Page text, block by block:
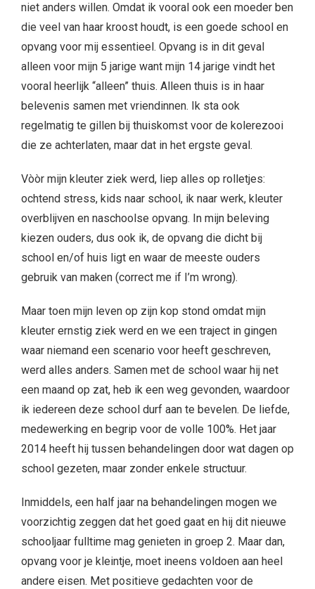
niet anders willen. Omdat ik vooral ook een moeder ben
die veel van haar kroost houdt, is een goede school en
opvang voor mij essentieel. Opvang is in dit geval
alleen voor mijn 5 jarige want mijn 14 jarige vindt het
vooral heerlijk “alleen” thuis. Alleen thuis is in haar
belevenis samen met vriendinnen. Ik sta ook
regelmatig te gillen bij thuiskomst voor de kolerezooi
die ze achterlaten, maar dat in het ergste geval.
Vòòr mijn kleuter ziek werd, liep alles op rolletjes:
ochtend stress, kids naar school, ik naar werk, kleuter
overblijven en naschoolse opvang. In mijn beleving
kiezen ouders, dus ook ik, de opvang die dicht bij
school en/of huis ligt en waar de meeste ouders
gebruik van maken (correct me if I’m wrong).
Maar toen mijn leven op zijn kop stond omdat mijn
kleuter ernstig ziek werd en we een traject in gingen
waar niemand een scenario voor heeft geschreven,
werd alles anders. Samen met de school waar hij net
een maand op zat, heb ik een weg gevonden, waardoor
ik iedereen deze school durf aan te bevelen. De liefde,
medewerking en begrip voor de volle 100%. Het jaar
2014 heeft hij tussen behandelingen door wat dagen op
school gezeten, maar zonder enkele structuur.
Inmiddels, een half jaar na behandelingen mogen we
voorzichtig zeggen dat het goed gaat en hij dit nieuwe
schooljaar fulltime mag genieten in groep 2. Maar dan,
opvang voor je kleintje, moet ineens voldoen aan heel
andere eisen. Met positieve gedachten voor de